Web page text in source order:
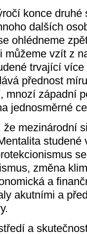
konce druhé
dalších
ohlédneme
můžeme vzít z
trvající
přednost
mnozí západní
jednosměrné
mezinárodní
studené
změna
a
akutními a
a